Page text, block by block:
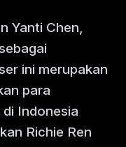
Yanti Chen,
ini merupakan
para
Indonesia
Richie Ren